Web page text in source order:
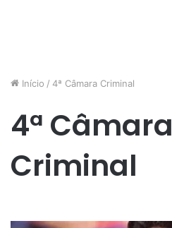
Início / 4ª Câmara Criminal
4ª Câmara
Criminal